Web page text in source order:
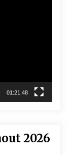
01:21:48
2026